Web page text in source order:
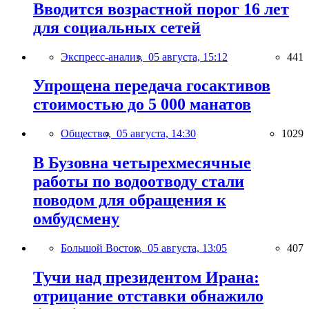
Вводится возрастной порог 16 лет
для социальных сетей
Экспресс-анализ, 05 августа, 15:12 441
Упрощена передача госактивов
стоимостью до 5 000 манатов
Общество, 05 августа, 14:30 1029
В Бузовна четырехмесячные
работы по водоотводу стали
поводом для обращения к
омбудсмену
Большой Восток, 05 августа, 13:05 407
Тучи над президентом Ирана:
отрицание отставки обнажило